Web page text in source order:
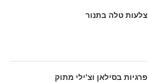
צלעות טלה בתנור
פרגיות בסילאן וצ'ילי מתוק